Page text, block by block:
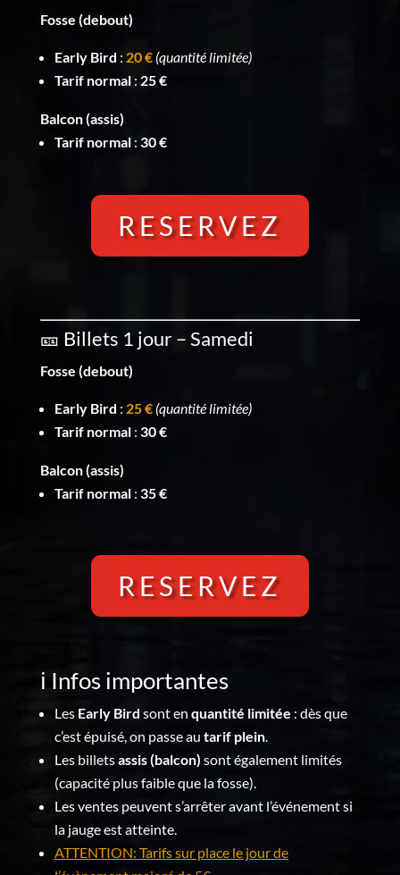
Fosse (debout)
Early Bird : 20 € (quantité limitée)
Tarif normal: 25 €
Balcon (assis)
Tarif normal: 30 €
RESERVEZ
🎫 Billets 1 jour – Samedi
Fosse (debout)
Early Bird : 25 € (quantité limitée)
Tarif normal: 30 €
Balcon (assis)
Tarif normal: 35 €
RESERVEZ
ℹ️ Infos importantes
Les Early Bird sont en quantité limitée : dès que
c’est épuisé, on passe au tarif plein.
Les billetsassis (balcon) sont également limités
(capacité plus faible que la fosse).
Les ventes peuvent s’arrêter avant l’événement si
la jauge est atteinte.
ATTENTION: Tarifs sur place le jour de